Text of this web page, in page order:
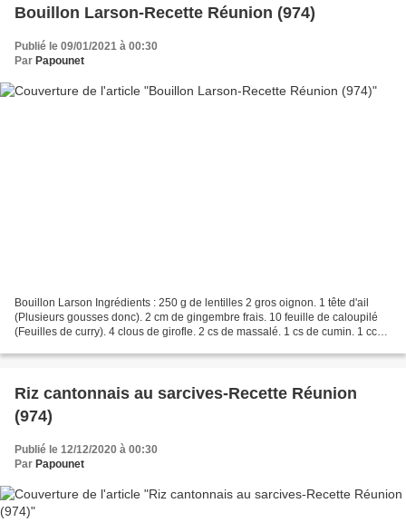
Bouillon Larson-Recette Réunion (974)
Publié le 09/01/2021 à 00:30
Par Papounet
Bouillon Larson Ingrédients : 250 g de lentilles 2 gros oignon. 1 tête d'ail
(Plusieurs gousses donc). 2 cm de gingembre frais. 10 feuille de caloupilé
(Feuilles de curry). 4 clous de girofle. 2 cs de massalé. 1 cs de cumin. 1 cc
Riz cantonnais au sarcives-Recette Réunion
(974)
Publié le 12/12/2020 à 00:30
Par Papounet